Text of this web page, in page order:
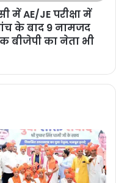
AE/JE परीक्षा में
के बाद 9 नामजद
बीजेपी का नेता भी